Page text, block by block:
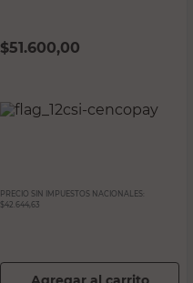
$51.600,00
PRECIO SIN IMPUESTOS NACIONALES:
$42.644,63